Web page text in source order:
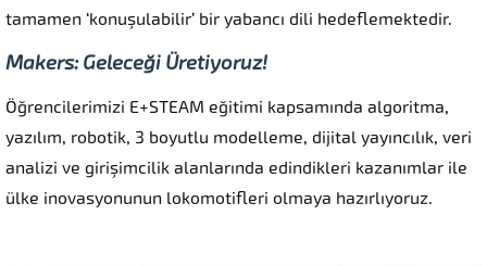
tamamen ‘konuşulabilir’ bir yabancı dili hedeflemektedir.
Makers: Geleceği Üretiyoruz!
Öğrencilerimizi E+STEAM eğitimi kapsamında algoritma,
yazılım, robotik, 3 boyutlu modelleme, dijital yayıncılık, veri
analizi ve girişimcilik alanlarında edindikleri kazanımlar ile
ülke inovasyonunun lokomotifleri olmaya hazırlıyoruz.